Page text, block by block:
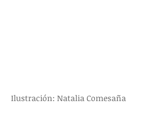
Ilustración: Natalia Comesaña